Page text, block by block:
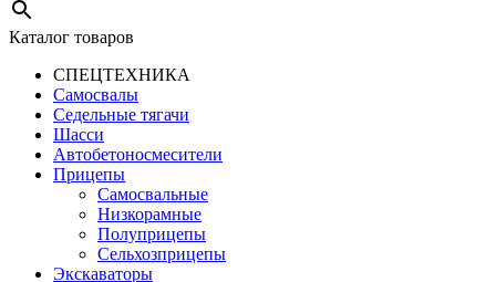
Каталог товаров
СПЕЦТЕХНИКА
Самосвалы
Седельные тягачи
Шасси
Автобетоно­смесители
Прицепы
Самосвальные
Низкорамные
Полуприцепы
Сельхозприцепы
Экскаваторы